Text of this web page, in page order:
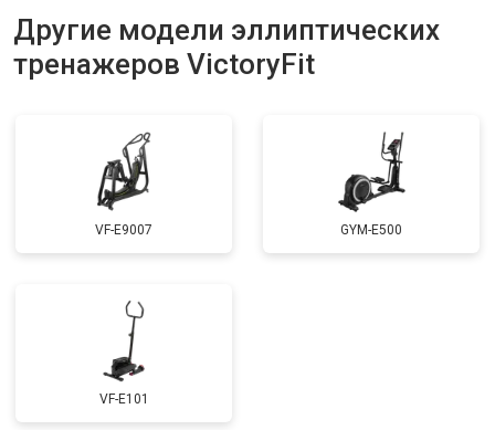
Другие модели эллиптических
тренажеров VictoryFit
VF-E9007 GYM-E500
VF-E101